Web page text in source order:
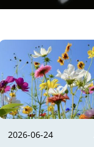
2026-06-24